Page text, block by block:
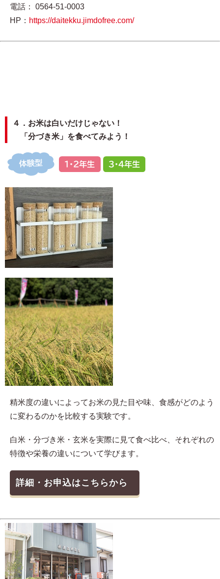
電話： 0564-51-0003
HP： https://daitekku.jimdofree.com/
４．お米は白いだけじゃない！
「分づき米」を食べてみよう！
精米度の違いによってお米の見た目や味、食感がどのよう
に変わるのかを比較する実験です。
白米・分づき米・玄米を実際に見て食べ比べ、それぞれの
特徴や栄養の違いについて学びます。
詳細・お申込はこちらから